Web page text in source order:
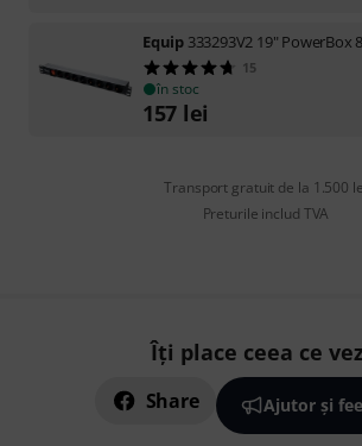
Equip 333293V2 19" PowerBox
15
în stoc
157 lei
Transport gratuit de la 1.500
Preturile includ TVA
Îți place ceea ce
Share Ajutor și